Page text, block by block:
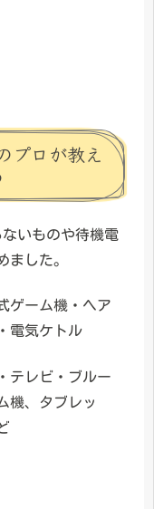
プロが教え
ないものや待機電
ました。
ゲーム機・ヘア
電気ケトル
テレビ・ブルー
機、タブレッ